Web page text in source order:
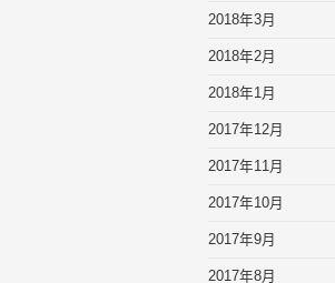
2018年3月
2018年2月
2018年1月
2017年12月
2017年11月
2017年10月
2017年9月
2017年8月